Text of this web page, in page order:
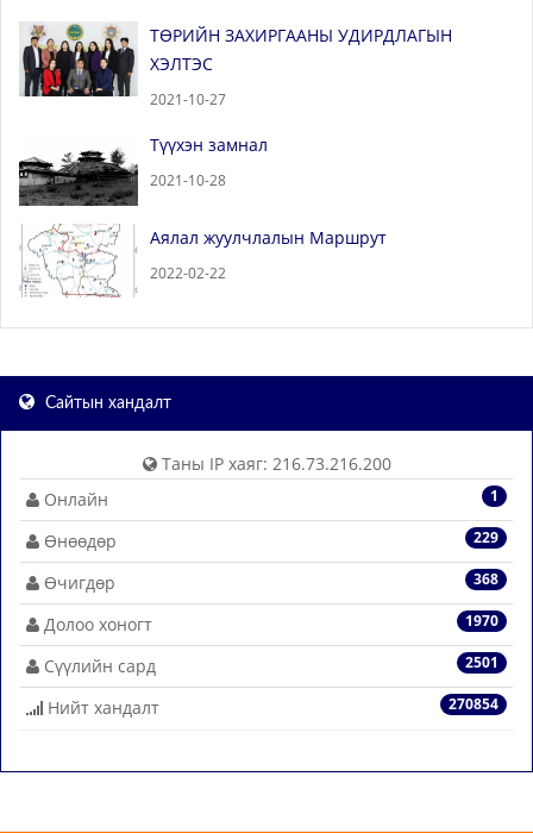
ТӨРИЙН ЗАХИРГААНЫ УДИРДЛАГЫН
ХЭЛТЭС
2021-10-27
Түүхэн замнал
2021-10-28
Аялал жуулчлалын Маршрут
2022-02-22
Сайтын хандалт
Таны IP хаяг: 216.73.216.200
1
Онлайн
229
Өнөөдөр
368
Өчигдөр
1970
Долоо хоногт
2501
Сүүлийн сард
270854
Нийт хандалт